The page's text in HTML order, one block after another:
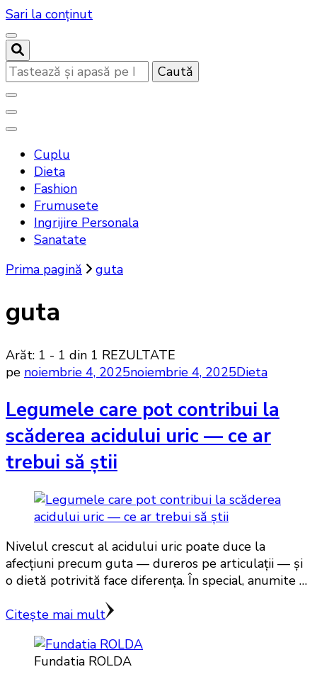
Sari la conținut
Cauți
ceva?
Bandoux
Cuplu
Dieta
Fashion
Frumusete
Ingrijire Personala
Sanatate
Prima pagină
guta
guta
Arăt: 1 - 1 din 1 REZULTATE
pe noiembrie 4, 2025noiembrie 4, 2025Dieta
Legumele care pot contribui la
scăderea acidului uric — ce ar
trebui să știi
Nivelul crescut al acidului uric poate duce la
afecțiuni precum guta — dureros pe articulații — şi
o dietă potrivită face diferenţa. În special, anumite …
Citește mai mult
Fundatia ROLDA